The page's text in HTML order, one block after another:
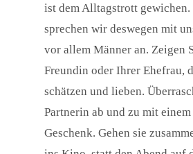
ist dem Alltagstrott
sprechen wir deswegen mit
vor allem Männer an. Zeigen
Freundin oder Ihrer Ehefrau,
schätzen und lieben.
Partnerin ab und zu mit
Geschenk. Gehen sie